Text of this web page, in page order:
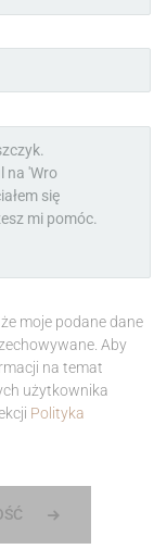
moje podane dane
Aby
na temat
użytkownika
Polityka